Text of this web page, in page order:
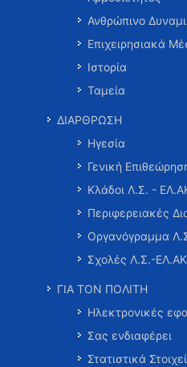
Ανθρώπινο
Επιχειρησιακά
Ιστορία
Ταμεία
ΔΙΑΡΘΡΩΣΗ
Ηγεσία
Γενική
Κλάδοι Λ.Σ. -
Περιφερειακές
Οργανόγραμμα
Σχολές Λ.Σ.-
ΓΙΑ ΤΟΝ ΠΟΛΙΤΗ
Ηλεκτρονικές
Σας ενδιαφέρει
Στατιστικά